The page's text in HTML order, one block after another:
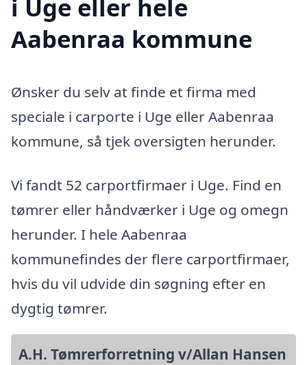
i Uge eller hele
Aabenraa kommune
Ønsker du selv at finde et firma med
speciale i carporte i Uge eller Aabenraa
kommune, så tjek oversigten herunder.
Vi fandt 52 carportfirmaer i Uge. Find en
tømrer eller håndværker i Uge og omegn
herunder. I hele Aabenraa
kommunefindes der flere carportfirmaer,
hvis du vil udvide din søgning efter en
dygtig tømrer.
A.H. Tømrerforretning v/Allan Hansen